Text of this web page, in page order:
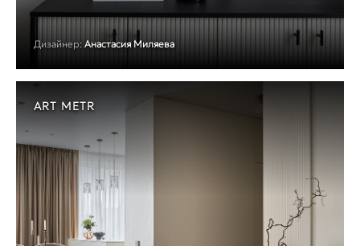
Дизайнер: Анастасия Миляева
ART METR